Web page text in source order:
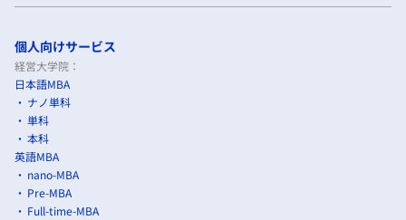
個人向けサービス
経営大学院：
日本語MBA
ナノ単科
単科
本科
英語MBA
nano-MBA
Pre-MBA
Full-time-MBA